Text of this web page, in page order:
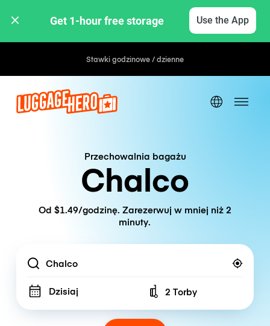
Get 1-hour free storage Use the App
Stawki godzinowe / dzienne
Przechowalnia bagażu
Chalco
Od $1.49/godzinę. Zarezerwuj w mniej niż 2
minuty.
Location
Dzisiaj Number of bags
2 Torby